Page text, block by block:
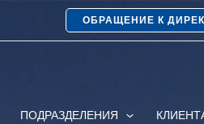
ОБРАЩЕНИЕ К
ПОДРАЗДЕЛЕНИЯ